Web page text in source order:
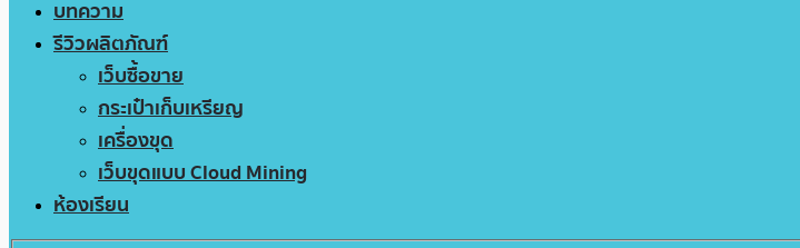
บทความ
รีวิวผลิตภัณฑ์
เว็บซื้อขาย
กระเป๋าเก็บเหรียญ
เครื่องขุด
เว็บขุดแบบ Cloud Mining
ห้องเรียน